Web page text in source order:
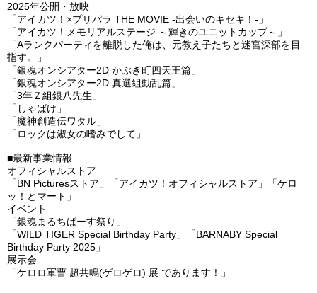
2025年公開・放映
「アイカツ！×プリパラ THE MOVIE -出会いのキセキ！-」
「アイカツ！メモリアルステージ ～輝きのユニットカップ～」
「Aランクパーティを離脱した俺は、元教え子たちと迷宮深部を目
指す。」
「銀魂オンシアター2D かぶき町四天王篇」
「銀魂オンシアター2D 真選組動乱篇」
「3年Ｚ組銀八先生」
「しゃばけ」
「魔神創造伝ワタル」
「ロックは淑女の嗜みでして」
■最新事業情報
オフィシャルストア
「BN Picturesストア」「アイカツ！オフィシャルストア」「ケロ
ッ！とマート」
イベント
「銀魂まるちばーす祭り」
「WILD TIGER Special Birthday Party」「BARNABY Special
Birthday Party 2025」
展示会
「ケロロ軍曹 超共鳴(ゲロゲロ) 展 であります！」